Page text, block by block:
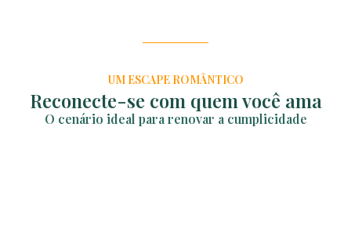
UM ESCAPE ROMÂNTICO
Reconecte-se com quem você ama
O cenário ideal para renovar a cumplicidade